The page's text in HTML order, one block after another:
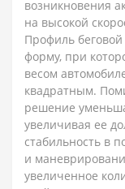
возникновения
на высокой
Профиль
форму, при
весом
квадратным.
решение
увеличивая ее
стабильность в
и
увеличенное